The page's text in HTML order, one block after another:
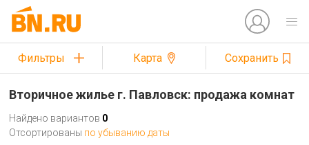
Фильтры Карта Сохранить
Вторичное жилье г. Павловск: продажа комнат
Найдено вариантов 0
Отсортированы по убыванию даты